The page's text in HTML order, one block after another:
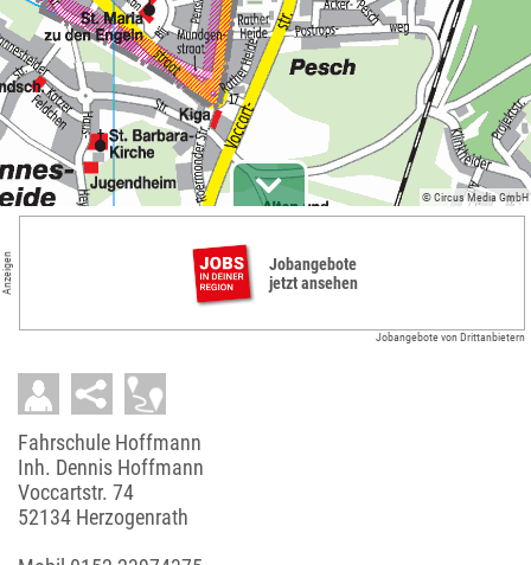
© Circus Media GmbH
Anzeigen
Jobangebote
jetzt ansehen
Jobangebote von Drittanbietern
Fahrschule Hoffmann
Inh. Dennis Hoffmann
Voccartstr. 74
52134 Herzogenrath